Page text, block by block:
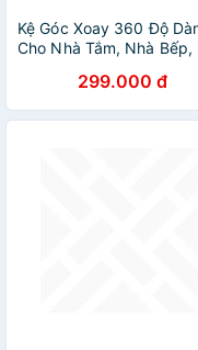
Kệ Góc Xoay 360 Độ
Cho Nhà Tắm, Nhà Bếp,
cao cấp chắc chắn
299.000 đ